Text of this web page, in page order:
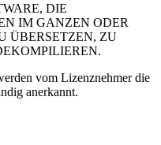
DIE
IM GANZEN ODER
ÜBERSETZEN, ZU
vom Lizenznehmer die
anerkannt.